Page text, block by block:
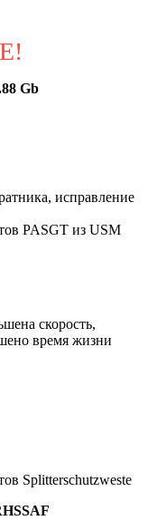
Gb
исправление
PASGT из USM
скорость,
время жизни
Splitterschutzweste